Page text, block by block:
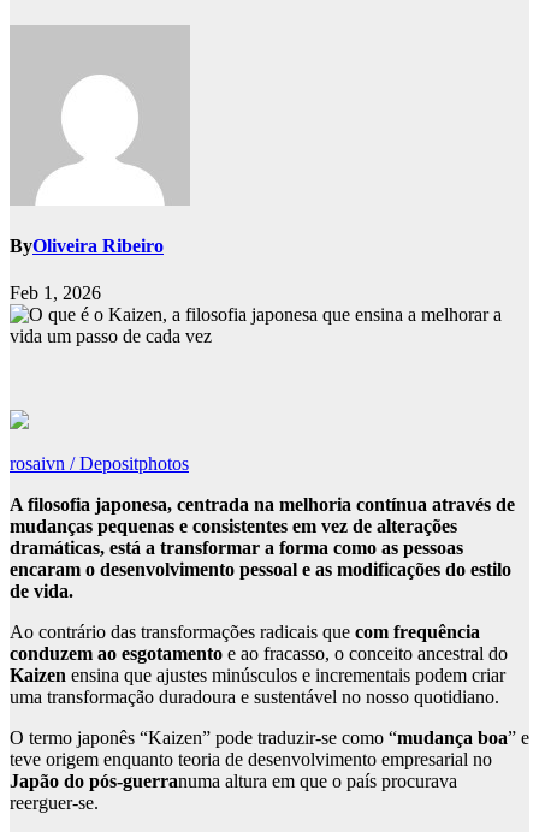
ByOliveira Ribeiro
Feb 1, 2026
rosaivn / Depositphotos
A filosofia japonesa, centrada na melhoria contínua através de
mudanças pequenas e consistentes em vez de alterações
dramáticas, está a transformar a forma como as pessoas
encaram o desenvolvimento pessoal e as modificações do estilo
de vida.
Ao contrário das transformações radicais que com frequência
conduzem ao esgotamento e ao fracasso, o conceito ancestral do
Kaizen ensina que ajustes minúsculos e incrementais podem criar
uma transformação duradoura e sustentável no nosso quotidiano.
O termo japonês “Kaizen” pode traduzir-se como “mudança boa” e
teve origem enquanto teoria de desenvolvimento empresarial no
Japão do pós-guerranuma altura em que o país procurava
reerguer-se.